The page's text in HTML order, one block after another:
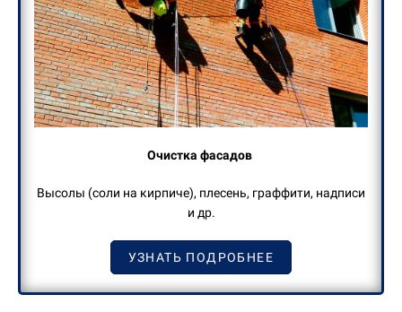
Очистка фасадов
Высолы (соли на кирпиче), плесень, граффити, надписи
и др.
УЗНАТЬ ПОДРОБНЕЕ